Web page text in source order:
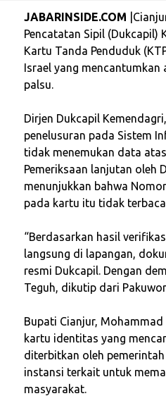
JABARINSIDE.COM
Pencatatan Sipil (Dukcapil)
Kartu Tanda Penduduk
Israel yang
palsu.
‎Dirjen Dukcapil
penelusuran pada Sistem
tidak menemukan data
Pemeriksaan lanjutan oleh
menunjukkan bahwa
pada kartu itu tidak
‎“Berdasarkan hasil
langsung di lapangan,
resmi Dukcapil. Dengan
Teguh, dikutip dari
‎Bupati Cianjur,
kartu identitas yang
diterbitkan oleh
instansi terkait untuk
masyarakat.